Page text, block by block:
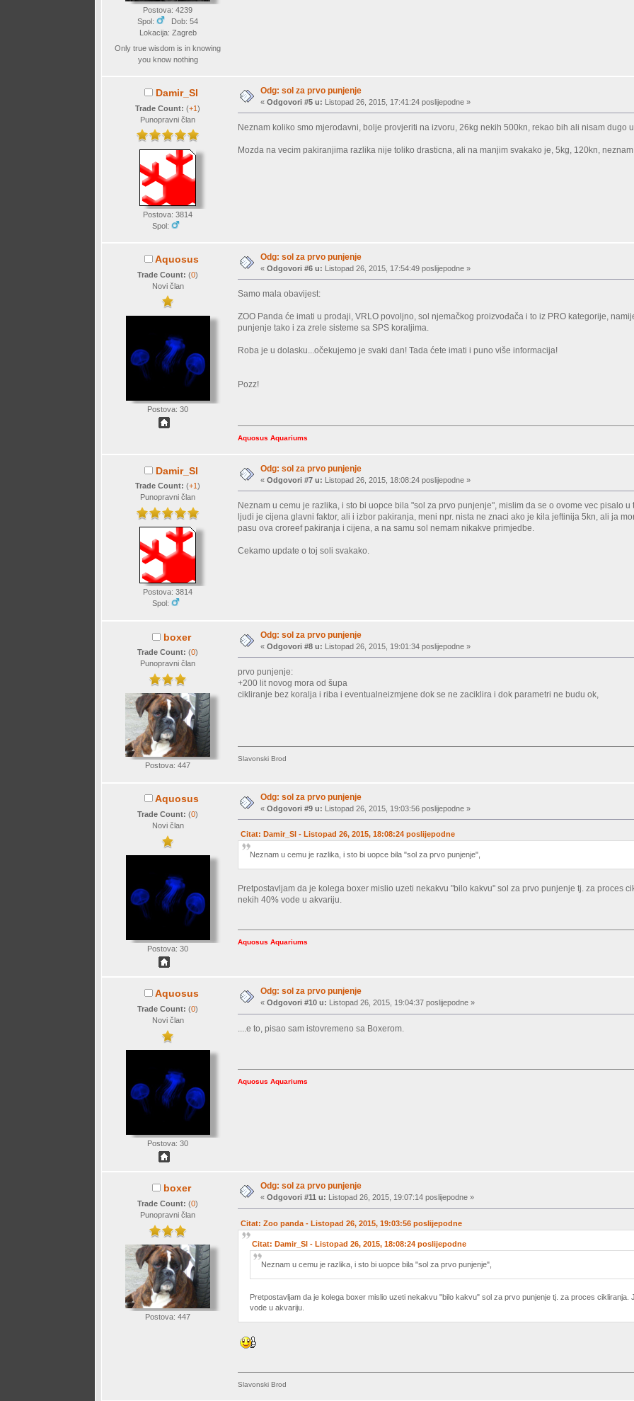
Postova: 4239
Spol:
Dob: 54
Lokacija: Zagreb
Only true wisdom is in knowing
you know nothing
Damir_Sl
Trade Count:(+1)
Punopravni član
Postova: 3814
Spol:
Odg: sol za prvo punjenje
«Odgovori #5 u: Listopad 26, 2015, 17:41:24 poslijepodne »
Neznam koliko smo mjerodavni, bolje provjeriti na izvoru, 26kg nekih 500kn, rekao bih ali nisam dugo
Mozda na vecim pakiranjima razlika nije toliko drasticna, ali na manjim svakako je, 5kg, 120kn,
Aquosus
Trade Count:(0)
Novi član
Postova: 30
Odg: sol za prvo punjenje
«Odgovori #6 u: Listopad 26, 2015, 17:54:49 poslijepodne »
Samo mala obavijest:
ZOO Panda će imati u prodaji, VRLO povoljno, sol njemačkog proizvođača i to iz PRO kategorije,
punjenje tako i za zrele sisteme sa SPS koraljima.
Roba je u dolasku...očekujemo je svaki dan! Tada ćete imati i puno više informacija!
Pozz!
Aquosus Aquariums
Damir_Sl
Trade Count:(+1)
Punopravni član
Postova: 3814
Spol:
Odg: sol za prvo punjenje
«Odgovori #7 u: Listopad 26, 2015, 18:08:24 poslijepodne »
Neznam u cemu je razlika, i sto bi uopce bila "sol za prvo punjenje", mislim da se o ovome vec pisalo
ljudi je cijena glavni faktor, ali i izbor pakiranja, meni npr. nista ne znaci ako je kila jeftinija 5kn, ali ja
pasu ova croreef pakiranja i cijena, a na samu sol nemam nikakve primjedbe.
Cekamo update o toj soli svakako.
boxer
Trade Count:(0)
Punopravni član
Postova: 447
Odg: sol za prvo punjenje
«Odgovori #8 u: Listopad 26, 2015, 19:01:34 poslijepodne »
prvo punjenje:
+200 lit novog mora od šupa
cikliranje bez koralja i riba i eventualneizmjene dok se ne zaciklira i dok parametri ne budu ok,
Slavonski Brod
Aquosus
Trade Count:(0)
Novi član
Postova: 30
Odg: sol za prvo punjenje
«Odgovori #9 u: Listopad 26, 2015, 19:03:56 poslijepodne »
Citat: Damir_Sl - Listopad 26, 2015, 18:08:24 poslijepodne
Neznam u cemu je razlika, i sto bi uopce bila "sol za prvo punjenje",
Pretpostavljam da je kolega boxer mislio uzeti nekakvu "bilo kakvu" sol za prvo punjenje tj. za proces
nekih 40% vode u akvariju.
Aquosus Aquariums
Aquosus
Trade Count:(0)
Novi član
Postova: 30
Odg: sol za prvo punjenje
«Odgovori #10 u: Listopad 26, 2015, 19:04:37 poslijepodne »
....e to, pisao sam istovremeno sa Boxerom.
Aquosus Aquariums
boxer
Trade Count:(0)
Punopravni član
Postova: 447
Odg: sol za prvo punjenje
«Odgovori #11 u: Listopad 26, 2015, 19:07:14 poslijepodne »
Citat: Zoo panda - Listopad 26, 2015, 19:03:56 poslijepodne
Citat: Damir_Sl - Listopad 26, 2015, 18:08:24 poslijepodne
Neznam u cemu je razlika, i sto bi uopce bila "sol za prvo punjenje",
Pretpostavljam da je kolega boxer mislio uzeti nekakvu "bilo kakvu" sol za prvo punjenje tj. za proces
vode u akvariju.
Slavonski Brod